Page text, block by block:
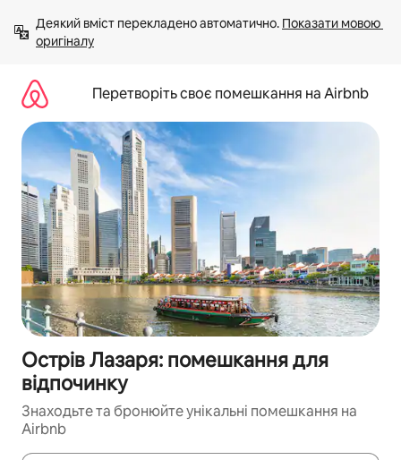
вмісту
Деякий вміст перекладено автоматично. Показати мовою
оригіналу
Перетворіть своє помешкання на Airbnb
Острів Лазаря: помешкання для
відпочинку
Знаходьте та бронюйте унікальні помешкання на
Airbnb